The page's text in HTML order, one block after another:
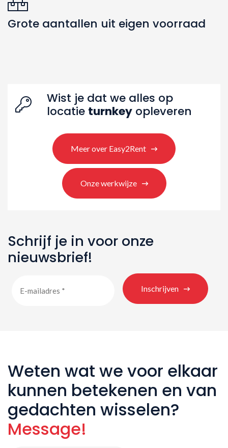
Grote aantallen uit eigen voorraad
Wist je dat we alles op
locatie turnkey opleveren
Meer over Easy2Rent
Onze werkwijze
Schrijf je in voor onze
nieuwsbrief!
Inschrijven
Weten wat we voor elkaar
kunnen betekenen en van
gedachten wisselen?
Message!